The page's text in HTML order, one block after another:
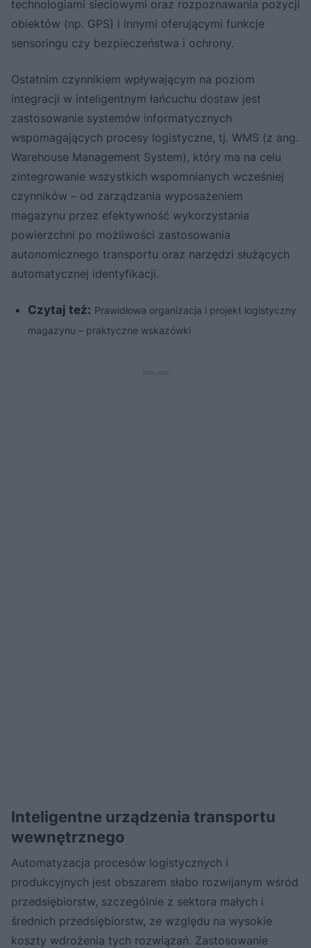
technologiami sieciowymi oraz rozpoznawania pozycji
obiektów (np. GPS) i innymi oferującymi funkcje
sensoringu czy bezpieczeństwa i ochrony.
Ostatnim czynnikiem wpływającym na poziom
integracji w inteligentnym łańcuchu dostaw jest
zastosowanie systemów informatycznych
wspomagających procesy logistyczne, tj. WMS (z ang.
Warehouse Management System), który ma na celu
zintegrowanie wszystkich wspomnianych wcześniej
czynników – od zarządzania wyposażeniem
magazynu przez efektywność wykorzystania
powierzchni po możliwości zastosowania
autonomicznego transportu oraz narzędzi służących
automatycznej identyfikacji.
Czytaj też: Prawidłowa organizacja i projekt logistyczny
magazynu – praktyczne wskazówki
Inteligentne urządzenia transportu
wewnętrznego
Automatyzacja procesów logistycznych i
produkcyjnych jest obszarem słabo rozwijanym wśród
przedsiębiorstw, szczególnie z sektora małych i
średnich przedsiębiorstw, ze względu na wysokie
koszty wdrożenia tych rozwiązań. Zastosowanie